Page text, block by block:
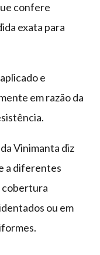
confere
exata para
e
em razão da
Vinimanta diz
a diferentes
cobertura
ou em